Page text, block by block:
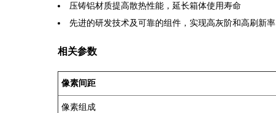
压铸铝材质提高散热性能，延长箱体使用寿命
先进的研发技术及可靠的组件，实现高灰阶和高刷新率
相关参数
像素间距
像素组成